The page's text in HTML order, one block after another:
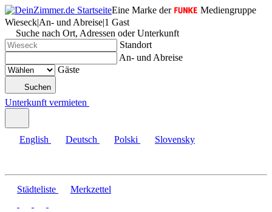
Eine Marke der
Mediengruppe
Wieseck|An- und Abreise|1 Gast
Suche nach Ort, Adressen oder Unterkunft
Standort
An- und Abreise
Gäste
Suchen
Unterkunft vermieten
English Deutsch Polski Slovensky
Städteliste Merkzettel